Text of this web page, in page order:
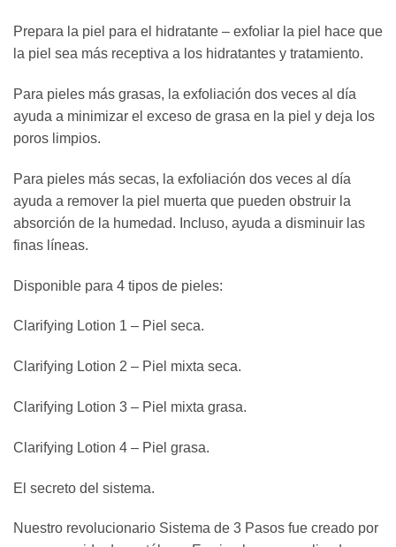
Prepara la piel para el hidratante – exfoliar la piel hace que
la piel sea más receptiva a los hidratantes y tratamiento.
Para pieles más grasas, la exfoliación dos veces al día
ayuda a minimizar el exceso de grasa en la piel y deja los
poros limpios.
Para pieles más secas, la exfoliación dos veces al día
ayuda a remover la piel muerta que pueden obstruir la
absorción de la humedad. Incluso, ayuda a disminuir las
finas líneas.
Disponible para 4 tipos de pieles:
Clarifying Lotion 1 – Piel seca.
Clarifying Lotion 2 – Piel mixta seca.
Clarifying Lotion 3 – Piel mixta grasa.
Clarifying Lotion 4 – Piel grasa.
El secreto del sistema.
Nuestro revolucionario Sistema de 3 Pasos fue creado por